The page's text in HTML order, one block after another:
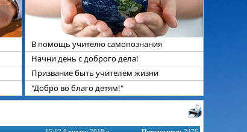
В помощь учителю самопознания
Начни день с доброго дела!
Призвание быть учителем жизни
"Добро во благо детям!"